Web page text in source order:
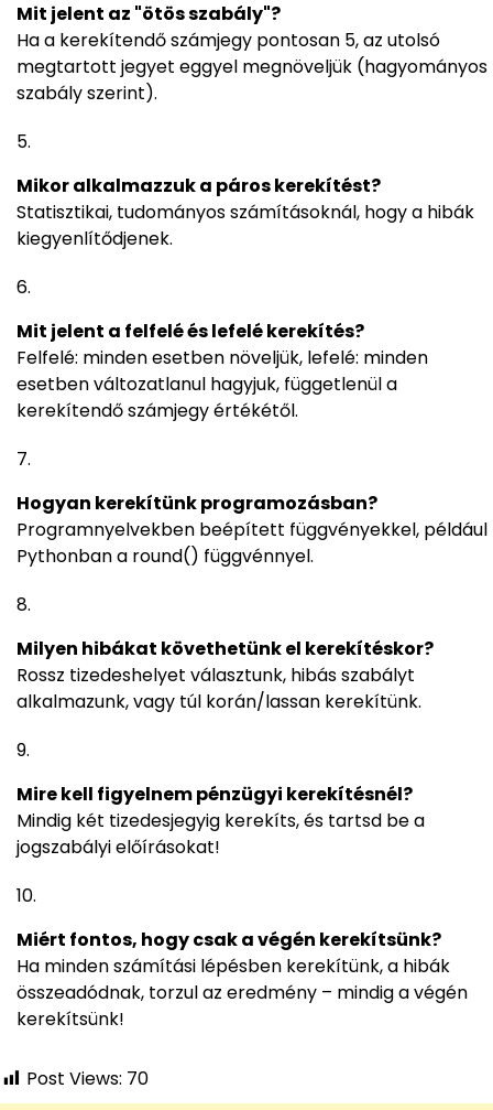
Mit jelent az "ötös szabály"?
Ha a kerekítendő számjegy pontosan 5, az utolsó
megtartott jegyet eggyel megnöveljük (hagyományos
szabály szerint).
Mikor alkalmazzuk a páros kerekítést?
Statisztikai, tudományos számításoknál, hogy a hibák
kiegyenlítődjenek.
Mit jelent a felfelé és lefelé kerekítés?
Felfelé: minden esetben növeljük, lefelé: minden
esetben változatlanul hagyjuk, függetlenül a
kerekítendő számjegy értékétől.
Hogyan kerekítünk programozásban?
Programnyelvekben beépített függvényekkel, például
Pythonban a round() függvénnyel.
Milyen hibákat követhetünk el kerekítéskor?
Rossz tizedeshelyet választunk, hibás szabályt
alkalmazunk, vagy túl korán/lassan kerekítünk.
Mire kell figyelnem pénzügyi kerekítésnél?
Mindig két tizedesjegyig kerekíts, és tartsd be a
jogszabályi előírásokat!
Miért fontos, hogy csak a végén kerekítsünk?
Ha minden számítási lépésben kerekítünk, a hibák
összeadódnak, torzul az eredmény – mindig a végén
kerekítsünk!
Post Views: 70